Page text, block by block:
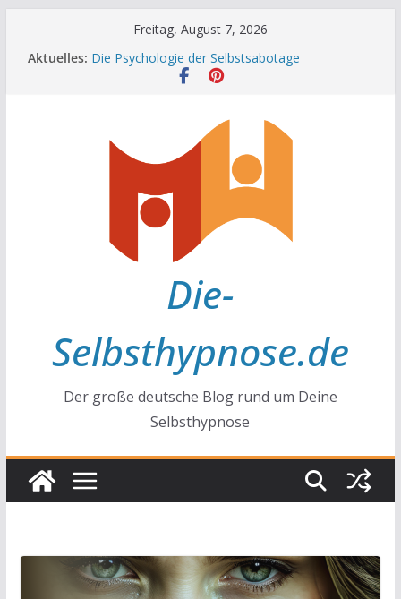
Freitag, August 7, 2026
Aktuelles: Die Psychologie der Selbstsabotage
Die Wissenschaft hinter Neugier und Kreativität
Die Wissenschaft der Gewohnheiten
Achtsamkeit im Alltag
Die-
Selbsthypnose.de
Der große deutsche Blog rund um Deine
Selbsthypnose